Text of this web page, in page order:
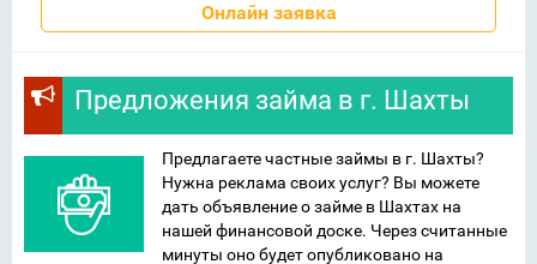
Онлайн заявка
Предложения займа в г. Шахты
Предлагаете частные займы в г. Шахты?
Нужна реклама своих услуг? Вы можете
дать объявление о займе в Шахтах на
нашей финансовой доске. Через считанные
минуты оно будет опубликовано на